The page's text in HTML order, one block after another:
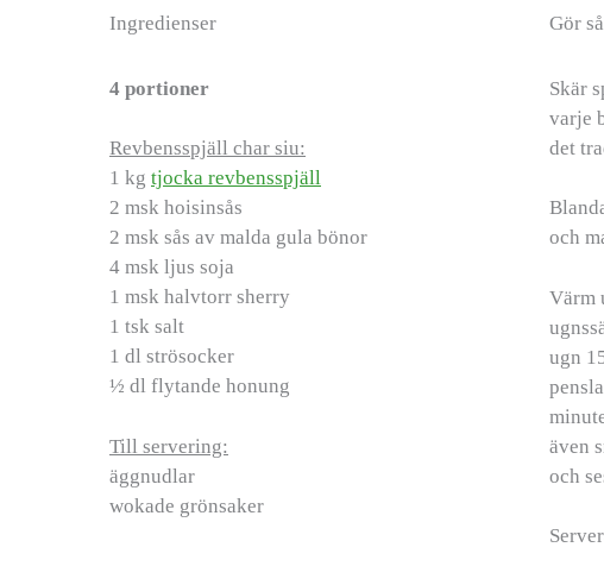
Ingredienser
4 portioner
Revbensspjäll char siu:
1 kg tjocka revbensspjäll
2 msk hoisinsås
2 msk sås av malda gula bönor
4 msk ljus soja
1 msk halvtorr sherry
1 tsk salt
1 dl strösocker
½ dl flytande honung
Till servering:
äggnudlar
wokade grönsaker
Gör
Skär
varje
det
och
Värm
ugn
även
och